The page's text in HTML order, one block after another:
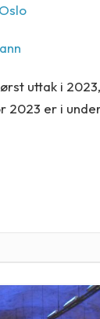
uttak i
er i